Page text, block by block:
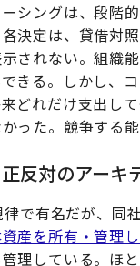
シングは、段階
決定は、貸借対
されない。組織
きる。しかし、
どれだけ支出し
った。競争する
反対のアーキ
で有名だが、同
産を所有・管理
理している。ほ